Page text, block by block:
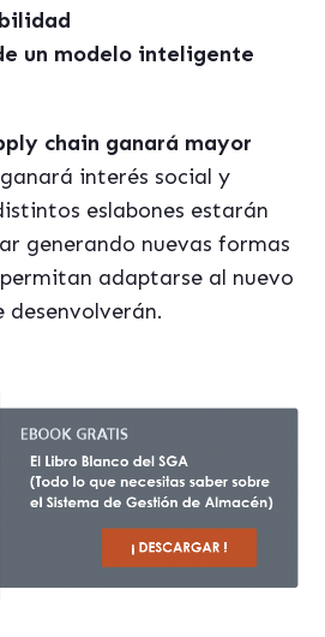
un modelo inteligente
chain ganará mayor
ganará interés social y
eslabones estarán
generando nuevas formas
adaptarse al nuevo
desenvolverán.